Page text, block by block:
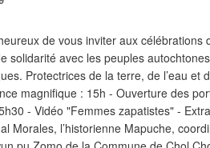
de vous inviter aux célébrations
solidarité avec les peuples
Protectrices de la terre, de l’eau et
magnifique : 15h - Ouverture des
- Vidéo "Femmes zapatistes" -
Morales, l’historienne Mapuche,